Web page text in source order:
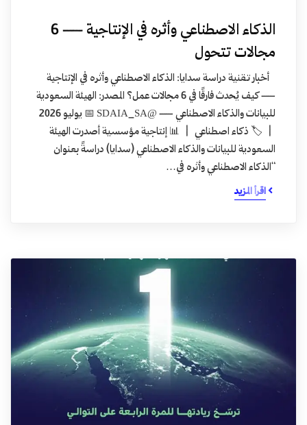
الذكاء الاصطناعي وأثره في الإنتاجية — 6
مجالات تتحول
أخبار تقنية دراسة سدايا: الذكاء الاصطناعي وأثره في الإنتاجية
— كيف يُحدث فارقًا في 6 مجالات عمل؟ المصدر: الهيئة السعودية
للبيانات والذكاء الاصطناعي — @SDAIA_SA 📅 يوليو 2026
| 🏷️ ذكاء اصطناعي | 📊 إنتاجية مؤسسية أصدرت الهيئة
السعودية للبيانات والذكاء الاصطناعي (سدايا) دراسةً بعنوان
“الذكاء الاصطناعي وأثره في…
اقرأ المزيد